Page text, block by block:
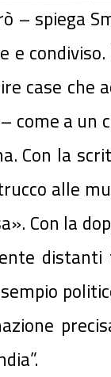
– spiega
case che
come a un
Con la
alle
Con la